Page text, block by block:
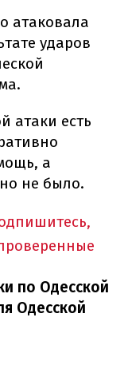
атаковала
ударов
атаки есть
а
не было.
по Одесской
Одесской